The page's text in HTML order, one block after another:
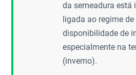
da semeadura está
ligada ao regime
disponibilidade de
especialmente na
(inverno).